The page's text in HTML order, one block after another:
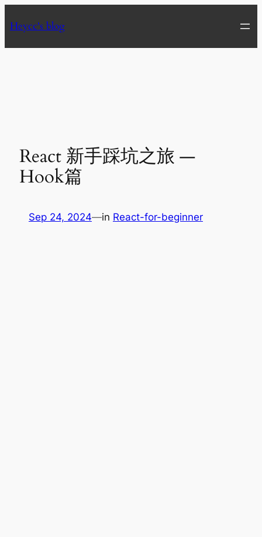
to
Heycc's blog
React 新手踩坑之旅 —
Hook篇
Sep 24, 2024—in React-for-beginner